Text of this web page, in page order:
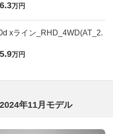
万円
xライン_RHD_4WD(AT_2.
万円
年11月モデル